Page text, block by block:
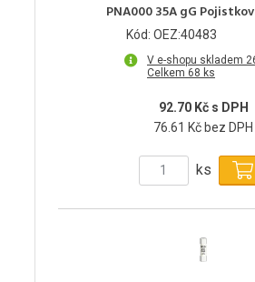
PNA000 35A gG
Kód: OEZ:40483
V e-shopu skladem
Celkem 68 ks
92.70 Kč s DPH
76.61 Kč bez DPH
ks